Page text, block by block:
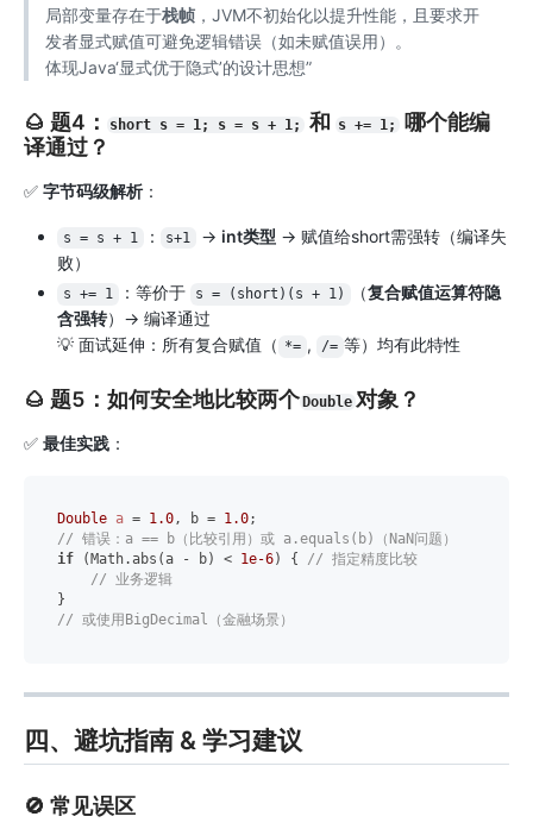
局部变量存在于栈帧，JVM不初始化以提升性能，且要求开
发者显式赋值可避免逻辑错误（如未赋值误用）。
体现Java‘显式优于隐式’的设计思想”
🌰 题4： short s = 1; s = s + 1; 和 s += 1;
哪个能编
译通过？
✅ 字节码级解析：
s = s + 1 ： s+1 → int类型 → 赋值给short需强转（编译失
败）
s += 1 ：等价于 s = (short)(s + 1) （复合赋值运算符隐
含强转）→ 编译通过
💡 面试延伸：所有复合赋值（ *= , /= 等）均有此特性
🌰 题5：如何安全地比较两个 Double 对象？
✅ 最佳实践 ：
Double a = 1.0, b = 1.0
// 错误：a == b（比较引用）或 a.equals(b)（NaN问题）
if (Math.abs(a - b) < 1e-6) { // 指定精度比较
// 业务逻辑
// 或使用BigDecimal（金融场景）
四、避坑指南 & 学习建议
🚫 常见误区